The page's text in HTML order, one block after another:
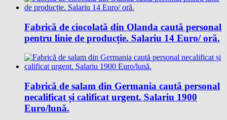
Fabrică de ciocolată din Olanda caută personal
pentru linie de producție. Salariu 14 Euro/ oră.
Fabrică de salam din Germania caută personal
necalificat și calificat urgent. Salariu 1900
Euro/lună.